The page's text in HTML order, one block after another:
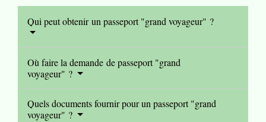
Qui peut obtenir un passeport "grand voyageur" ?
Où faire la demande de passeport "grand
voyageur" ?
Quels documents fournir pour un passeport "grand
voyageur" ?